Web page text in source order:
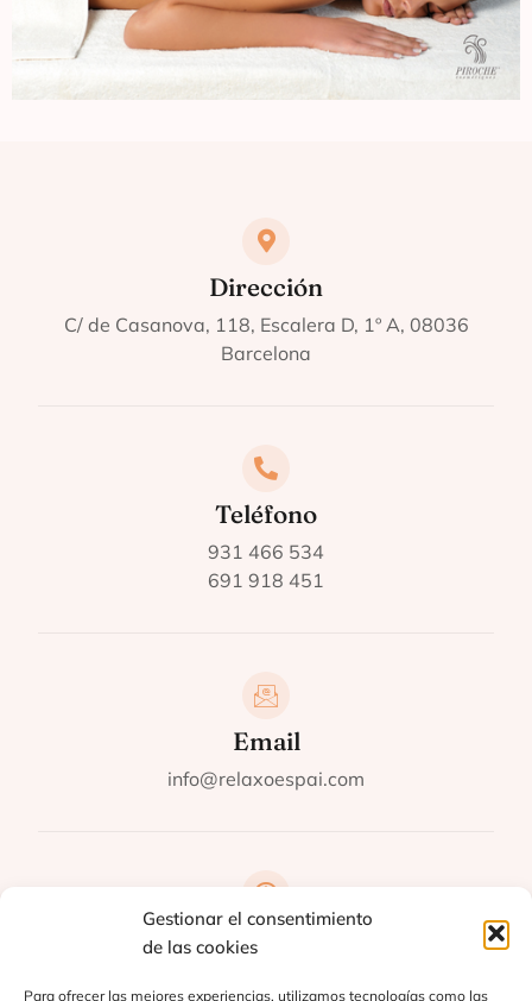
Gestionar el consentimiento
de las cookies
Para ofrecer las mejores experiencias, utilizamos tecnologías como las
Dirección
C/ de Casanova, 118, Escalera D, 1º A, 08036
Barcelona
Teléfono
931 466 534​
691 918 451​
Email
info@relaxoespai.com
Horario